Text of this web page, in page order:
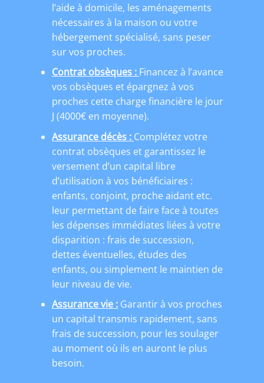
l’aide à domicile, les aménagements
nécessaires à la maison ou votre
hébergement spécialisé, sans peser
sur vos proches.
Contrat obsèques : Financez à l’avance
vos obsèques et épargnez à vos
proches cette charge financière le jour
J (4000€ en moyenne).
Assurance décès : Complétez votre
contrat obsèques et garantissez le
versement d’un capital libre
d’utilisation à vos bénéficiaires :
enfants, conjoint, proche aidant etc.
leur permettant de faire face à toutes
les dépenses immédiates liées à votre
disparition : frais de succession,
dettes éventuelles, études des
enfants, ou simplement le maintien de
leur niveau de vie.
Assurance vie :Garantir à vos proches
un capital transmis rapidement, sans
frais de succession, pour les soulager
au moment où ils en auront le plus
besoin.